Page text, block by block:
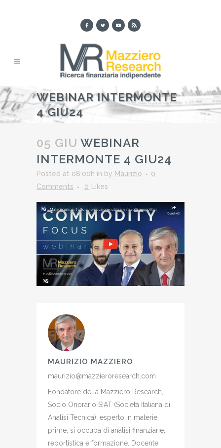
WEBINAR INTERMONTE
4 GIU24
05 GIU WEBINAR
INTERMONTE 4 GIU24
Posted at 08:00h in by Maurizio
0
Comments
0 Likes
MAURIZIO MAZZIERO
maurizio@mazzieroresearch.com
Fondatore della Mazziero Research,
Socio Onorario SIAT (Società Italiana di
Analisi Tecnica), esperto in materie
prime, si occupa di analisi finanziarie,
reportistica e formazione. Docente